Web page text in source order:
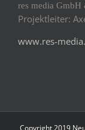
res media
Projektleiter:
www.res-